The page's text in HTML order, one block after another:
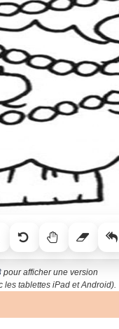
pour afficher une version
tablettes iPad et Android).